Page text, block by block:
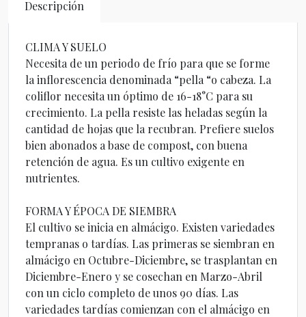
Descripción
CLIMA Y SUELO
Necesita de un periodo de frío para que se forme
la inflorescencia denominada “pella “o cabeza. La
coliflor necesita un óptimo de 16-18°C para su
crecimiento. La pella resiste las heladas según la
cantidad de hojas que la recubran. Prefiere suelos
bien abonados a base de compost, con buena
retención de agua. Es un cultivo exigente en
nutrientes.
FORMA Y ÉPOCA DE SIEMBRA
El cultivo se inicia en almácigo. Existen variedades
tempranas o tardías. Las primeras se siembran en
almácigo en Octubre-Diciembre, se trasplantan en
Diciembre-Enero y se cosechan en Marzo-Abril
con un ciclo completo de unos 90 días. Las
variedades tardías comienzan con el almácigo en